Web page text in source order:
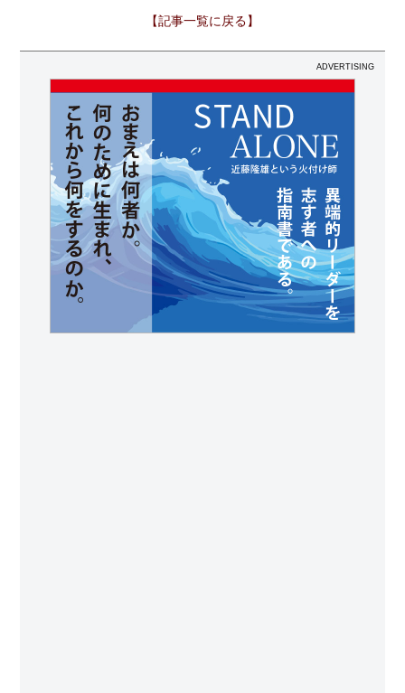
【記事一覧に戻る】
ADVERTISING